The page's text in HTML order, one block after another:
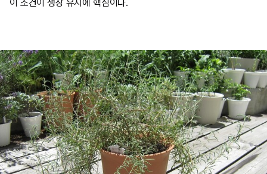
이 조건이 생장 유지에 핵심이다.